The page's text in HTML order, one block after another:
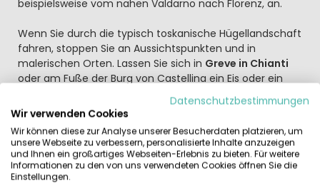
beispielsweise vom nahen Valdarno nach Florenz, an.
Wenn Sie durch die typisch toskanische Hügellandschaft
fahren, stoppen Sie an Aussichtspunkten und in
malerischen Orten. Lassen Sie sich in Greve in Chianti
oder am Fuße der Burg von Castellina ein Eis oder ein
Glas Rotwein vom Winzer nebenan schmecken. Wählen
Sie hier Ihre Luxus-Unterkunft auf Camping Norcenni
(glamouröses Camping) und Luxuszelte – vollständig
eingerichtet und fertig für Sie aufgestellt von
namhaften Reiseveranstaltern.
Datenschutzbestimmungen
Wir verwenden Cookies
Wir können diese zur Analyse unserer Besucherdaten platzieren, um
unsere Webseite zu verbessern, personalisierte Inhalte anzuzeigen
und Ihnen ein großartiges Webseiten-Erlebnis zu bieten. Für weitere
Informationen zu den von uns verwendeten Cookies öffnen Sie die
Einstellungen.